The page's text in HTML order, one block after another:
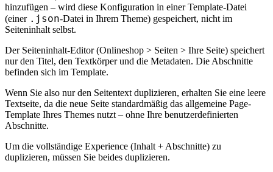
hinzufügen – wird diese Konfiguration in einerTemplate-Datei
(einer .json-Datei in Ihrem Theme) gespeichert, nicht im
Seiteninhalt selbst.
Der Seiteninhalt-Editor (Onlineshop > Seiten > Ihre Seite) speichert
nur den Titel, den Textkörper und die Metadaten. Die Abschnitte
befinden sich im Template.
Wenn Sie also nur den Seitentext duplizieren, erhalten Sie eine leere
Textseite, da die neue Seite standardmäßig das allgemeine Page-
Template Ihres Themes nutzt – ohne Ihre benutzerdefinierten
Abschnitte.
Um die vollständige Experience (Inhalt + Abschnitte) zu
duplizieren, müssen Sie beides duplizieren.